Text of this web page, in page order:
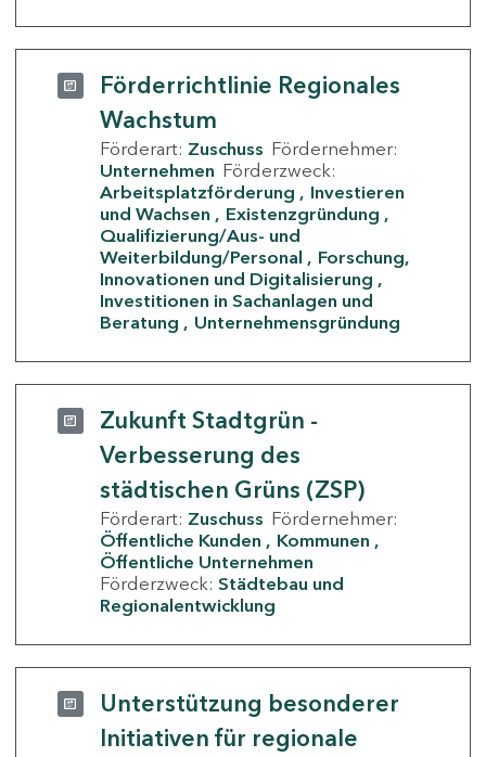
Förderrichtlinie Regionales
Wachstum
Förderart: Zuschuss Fördernehmer:
Unternehmen Förderzweck:
Arbeitsplatzförderung
Investieren
und Wachsen
Existenzgründung
Qualifizierung/Aus- und
Weiterbildung/Personal
Forschung,
Innovationen und Digitalisierung
Investitionen in Sachanlagen und
Beratung
Unternehmensgründung
Zukunft Stadtgrün -
Verbesserung des
städtischen Grüns (ZSP)
Förderart: Zuschuss Fördernehmer:
Öffentliche Kunden
Kommunen
Öffentliche Unternehmen
Förderzweck: Städtebau und
Regionalentwicklung
Unterstützung besonderer
Initiativen für regionale